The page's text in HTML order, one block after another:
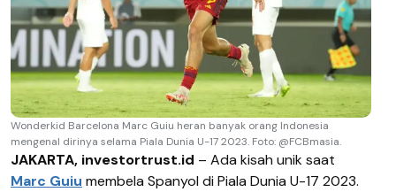
Wonderkid Barcelona Marc Guiu heran banyak orang Indonesia
mengenal dirinya selama Piala Dunia U-17 2023. Foto: @FCBmasia.
JAKARTA, investortrust.id – Ada kisah unik saat
Marc Guiu membela Spanyol di Piala Dunia U-17 2023.